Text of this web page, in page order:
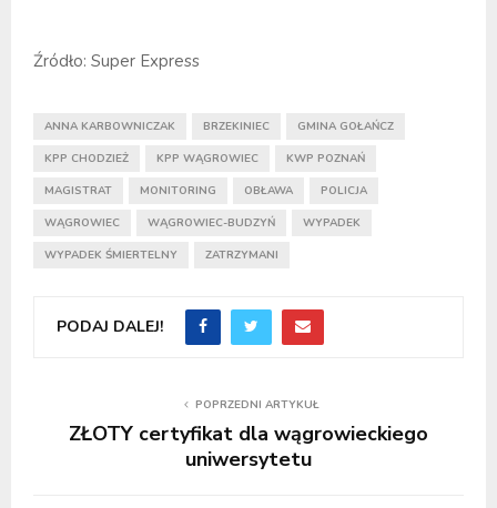
Źródło: Super Express
ANNA KARBOWNICZAK BRZEKINIEC GMINA GOŁAŃCZ
KPP CHODZIEŻ KPP WĄGROWIEC KWP POZNAŃ
MAGISTRAT MONITORING OBŁAWA POLICJA
WĄGROWIEC WĄGROWIEC-BUDZYŃ WYPADEK
WYPADEK ŚMIERTELNY ZATRZYMANI
PODAJ DALEJ!
POPRZEDNI ARTYKUŁ
ZŁOTY certyfikat dla wągrowieckiego
uniwersytetu